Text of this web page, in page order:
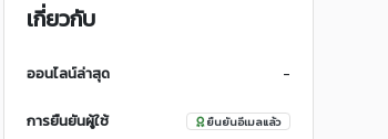
เกี่ยวกับ
ออนไลน์ล่าสุด -
การยืนยันผู้ใช้ ยืนยันอีเมลแล้ว